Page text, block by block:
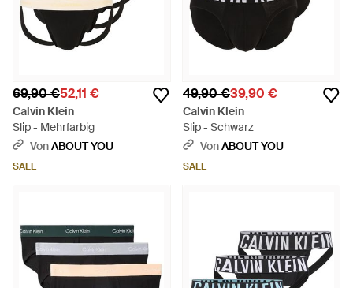
69,90 €52,11 €
Calvin Klein
Slip - Mehrfarbig
VonABOUT YOU
SALE
49,90 €39,90 €
Calvin Klein
Slip - Schwarz
VonABOUT YOU
SALE